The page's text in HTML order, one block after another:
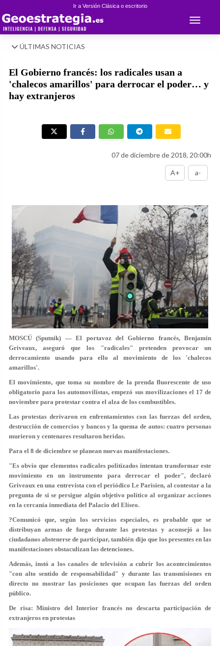
Ir a Versión Clásica o escritorio
Toggle
ÚLTIMAS NOTICIAS
El Gobierno francés: los radicales usan a
'chalecos amarillos' para derrocar el poder… y
hay extranjeros
07 de diciembre de 2018, 20:00h
A+ a-
MOSCÚ (Sputnik) — El portavoz del Gobierno francés, Benjamin
Griveaux, aseguró que los "radicales" pretenden provocar un
derrocamiento usando para ello al movimiento de los 'chalecos
amarillos'.
El movimiento, que toma su nombre de la prenda fluorescente de uso
obligatorio para los automovilistas, empezó sus movilizaciones el 17 de
noviembre para protestar contra el alza de los combustibles.
Las protestas derivaron en enfrentamientos con las fuerzas del orden,
destrucción de comercios y bancos y la quema de autos: cuatro personas
murieron y centenares resultaron heridas.
Para el 8 de diciembre se planean nuevas manifestaciones.
"Es obvio que elementos radicales politizados intentan transformar este
movimiento en un instrumento para derrocar el poder", declaró
Griveaux en una entrevista con el periódico Le Parisien, al contestar a la
pregunta de si se persigue algún objetivo político al organizar acciones
en la cercanía inmediata del Palacio del Elíseo.
?Comunicó que, según los servicios especiales, es probable que se
distribuyan armas de fuego durante las protestas y aconsejó a los
ciudadanos abstenerse de participar, también dijo que los presentes en las
manifestaciones obstaculizan las detenciones.
Además, instó a los canales de televisión a cubrir los acontecimientos
"con alto sentido de responsabilidad" y durante las transmisiones en
directo no mostrar las posiciones que ocupan las fuerzas del orden
público.
De risa: Ministro del Interior francés no descarta participación de
extranjeros en protestas